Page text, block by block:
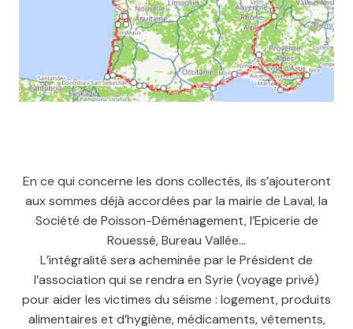
En ce qui concerne les dons collectés, ils s’ajouteront
aux sommes déjà accordées par la mairie de Laval, la
Société de Poisson-Déménagement, l’Epicerie de
Rouessé, Bureau Vallée…
L’intégralité sera acheminée par le Président de
l’association qui se rendra en Syrie (voyage privé)
pour aider les victimes du séisme : logement, produits
alimentaires et d’hygiène, médicaments, vêtements,